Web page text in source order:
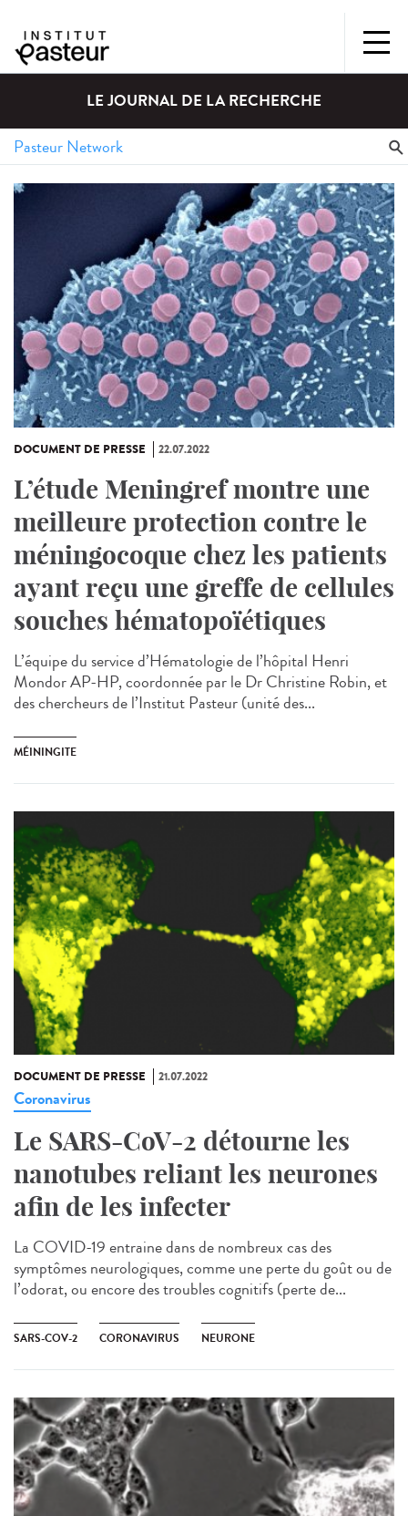
LE JOURNAL DE LA RECHERCHE
DOCUMENT DE PRESSE 22.07.2022
L’étude Meningref montre une
meilleure protection contre le
méningocoque chez les patients
ayant reçu une greffe de cellules
souches hématopoïétiques
L’équipe du service d’Hématologie de l’hôpital Henri
Mondor AP-HP, coordonnée par le Dr Christine Robin, et
des chercheurs de l’Institut Pasteur (unité des...
MÉININGITE
DOCUMENT DE PRESSE 21.07.2022
Coronavirus
Le SARS-CoV-2 détourne les
nanotubes reliant les neurones
afin de les infecter
La COVID-19 entraine dans de nombreux cas des
symptômes neurologiques, comme une perte du goût ou de
l’odorat, ou encore des troubles cognitifs (perte de...
SARS-COV-2 CORONAVIRUS NEURONE